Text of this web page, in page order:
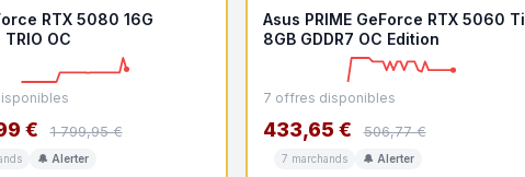
RTX 5080 16G
TRIO OC
€ 1 799,95 €
🔔 Alerter
Asus PRIME GeForce RTX 5060 Ti
8GB GDDR7 OC Edition
7 offres disponibles
433,65 € 506,77 €
7 marchands 🔔 Alerter